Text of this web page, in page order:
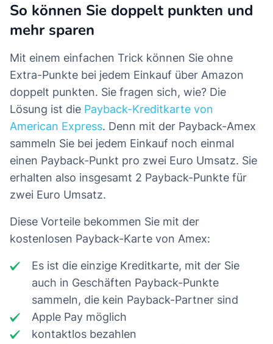
So können Sie doppelt punkten und
mehr sparen
Mit einem einfachen Trick können Sie ohne
Extra-Punkte bei jedem Einkauf über Amazon
doppelt punkten. Sie fragen sich, wie? Die
Lösung ist die Payback-Kreditkarte von
American Express. Denn mit der Payback-Amex
sammeln Sie bei jedem Einkauf noch einmal
einen Payback-Punkt pro zwei Euro Umsatz. Sie
erhalten also insgesamt 2 Payback-Punkte für
zwei Euro Umsatz.
Diese Vorteile bekommen Sie mit der
kostenlosen Payback-Karte von Amex:
Es ist die einzige Kreditkarte, mit der Sie
auch in Geschäften Payback-Punkte
sammeln, die kein Payback-Partner sind
Apple Pay möglich
kontaktlos bezahlen